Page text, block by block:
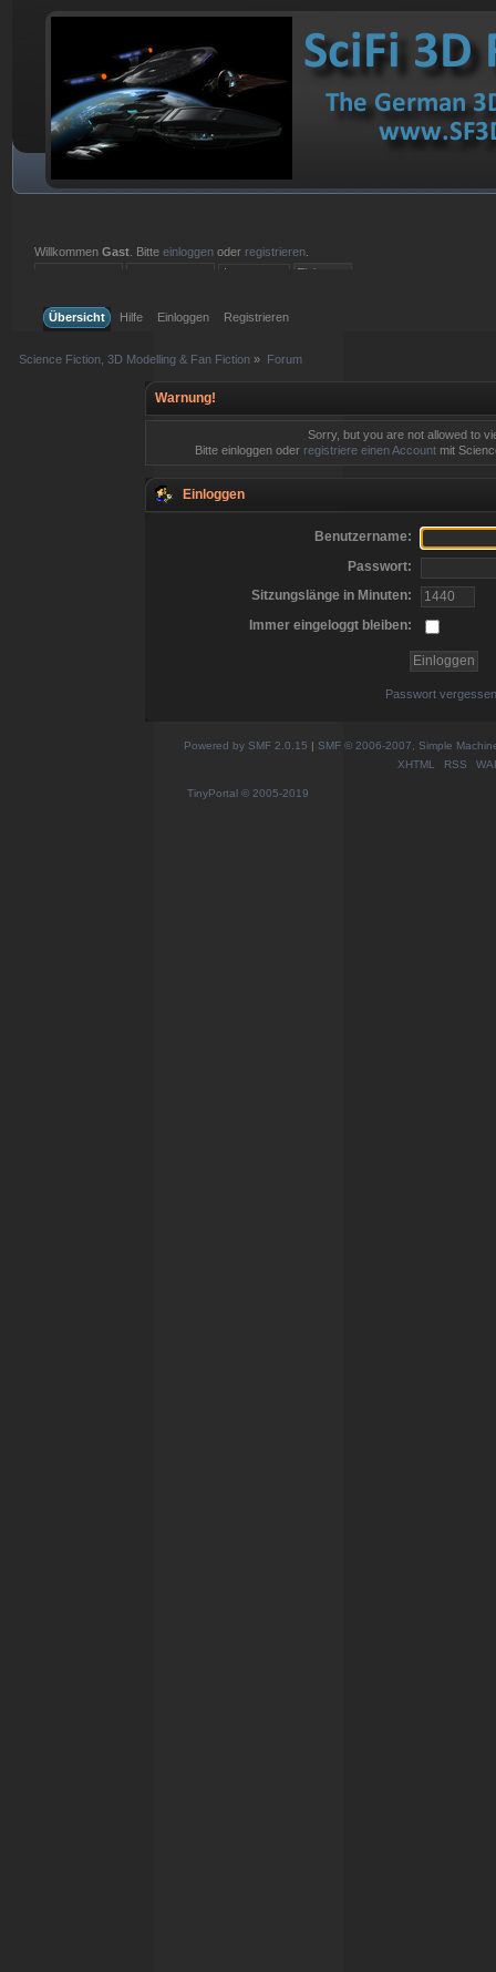
WillkommenGast . Bitteeinloggen oder registrieren
Übersicht
Hilfe Einloggen Registrieren
Science Fiction, 3D Modelling & Fan Fiction » Forum
Warnung!
Sorry, but you are not allowed to
Bitte einloggen oder registriere einen Account mit
Einloggen
Benutzername:
Passwort:
Sitzungslänge in Minuten:
Immer eingeloggt bleiben:
Passwort
Powered by SMF 2.0.15 | SMF © 2006-2007, Simple
XHTML
RSS
TinyPortal © 2005-2019